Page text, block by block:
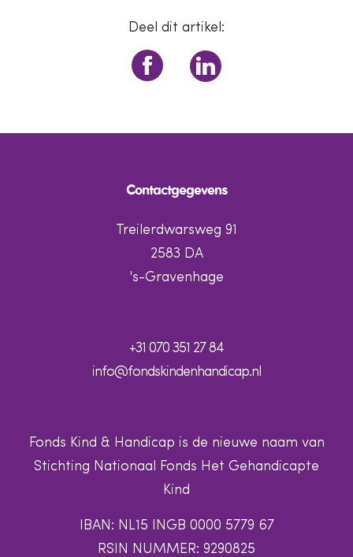
Deel dit artikel:
Contactgegevens
Treilerdwarsweg 91
2583 DA
's-Gravenhage
+31 070 351 27 84
info@fondskindenhandicap.nl
Fonds Kind & Handicap is de nieuwe naam van
Stichting Nationaal Fonds Het Gehandicapte
Kind
IBAN: NL15 INGB 0000 5779 67
RSIN NUMMER: 9290825